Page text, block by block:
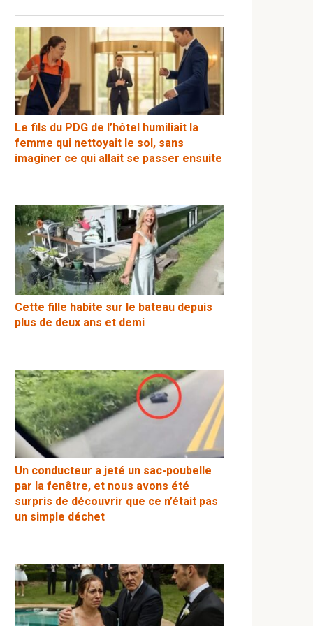
Le fils du PDG de l’hôtel humiliait la
femme qui nettoyait le sol, sans
imaginer ce qui allait se passer ensuite
Cette fille habite sur le bateau depuis
plus de deux ans et demi
Un conducteur a jeté un sac-poubelle
par la fenêtre, et nous avons été
surpris de découvrir que ce n’était pas
un simple déchet